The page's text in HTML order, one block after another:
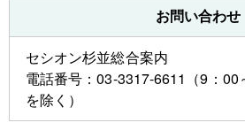
お問い合わせ
セシオン杉並総合案内
電話番号：03-3317-6611（9：
を除く）